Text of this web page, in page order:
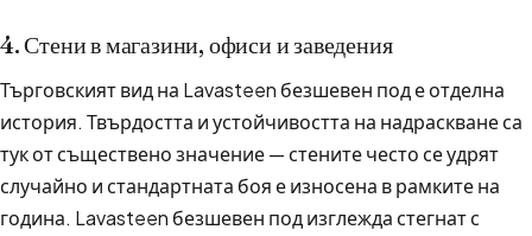
4. Стени в магазини, офиси и заведения
Търговският вид на Lavasteen безшевен под е отделна
история. Твърдостта и устойчивостта на надраскване са
тук от съществено значение — стените често се удрят
случайно и стандартната боя е износена в рамките на
година. Lavasteen безшевен под изглежда стегнат с